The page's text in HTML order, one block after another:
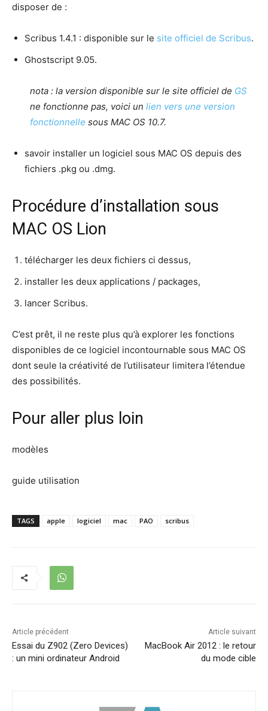
disposer de :
Scribus 1.4.1 : disponible sur le site officiel de Scribus.
Ghostscript 9.05.
nota : la version disponible sur le site officiel de GS
ne fonctionne pas, voici un lien vers une version
fonctionnelle sous MAC OS 10.7.
savoir installer un logiciel sous MAC OS depuis des
fichiers .pkg ou .dmg.
Procédure d’installation sous
MAC OS Lion
télécharger les deux fichiers ci dessus,
installer les deux applications / packages,
lancer Scribus.
C’est prêt, il ne reste plus qu’à explorer les fonctions
disponibles de ce logiciel incontournable sous MAC OS
dont seule la créativité de l’utilisateur limitera l’étendue
des possibilités.
Pour aller plus loin
modèles
guide utilisation
TAGS apple logiciel mac PAO scribus
Article précédent
Essai du Z902 (Zero Devices)
: un mini ordinateur Android
Article suivant
MacBook Air 2012 : le retour
du mode cible